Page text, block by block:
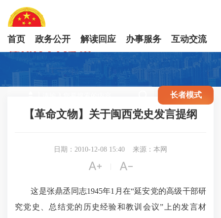
首页 政务公开 解读回应 办事服务 互动交流
长者模式
【革命文物】关于闽西党史发言提纲
日期：2010-12-08 15:40 来源：本网
 
这是张鼎丞同志1945年1月在“延安党的高级干部研
究党史、总结党的历史经验和教训会议”上的发言材